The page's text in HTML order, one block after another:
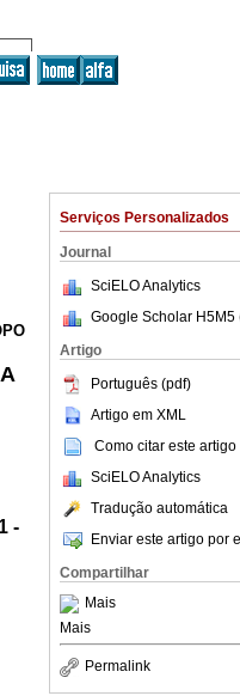
Serviços Personalizados
Journal
SciELO Analytics
Google Scholar H5M5
Artigo
Português (pdf)
Artigo em XML
Como citar este artigo
SciELO Analytics
Tradução automática
Enviar este artigo por
Compartilhar
Mais
Mais
Permalink
-